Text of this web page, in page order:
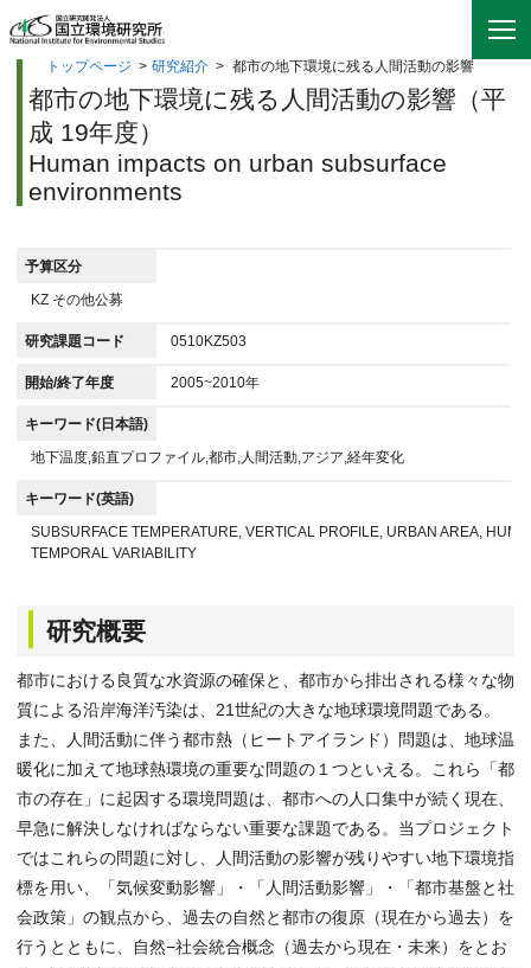
トップページ > 研究紹介 > 都市の地下環境に残る人間活動の影響
都市の地下環境に残る人間活動の影響（平
成 19年度）
Human impacts on urban subsurface
environments
予算区分
KZ その他公募
研究課題コード 0510KZ503
開始/終了年度 2005~2010年
キーワード(日本語)
地下温度,鉛直プロファイル,都市,人間活動,アジア,経年変化
キーワード(英語)
SUBSURFACE TEMPERATURE, VERTICAL PROFILE, URBAN AREA,
TEMPORAL VARIABILITY
研究概要
都市における良質な水資源の確保と、都市から排出される様々な物
質による沿岸海洋汚染は、21世紀の大きな地球環境問題である。
また、人間活動に伴う都市熱（ヒートアイランド）問題は、地球温
暖化に加えて地球熱環境の重要な問題の１つといえる。これら「都
市の存在」に起因する環境問題は、都市への人口集中が続く現在、
早急に解決しなければならない重要な課題である。当プロジェクト
ではこれらの問題に対し、人間活動の影響が残りやすい地下環境指
標を用い、「気候変動影響」・「人間活動影響」・「都市基盤と社
会政策」の観点から、過去の自然と都市の復原（現在から過去）を
行うとともに、自然−社会統合概念（過去から現在・未来）をとお